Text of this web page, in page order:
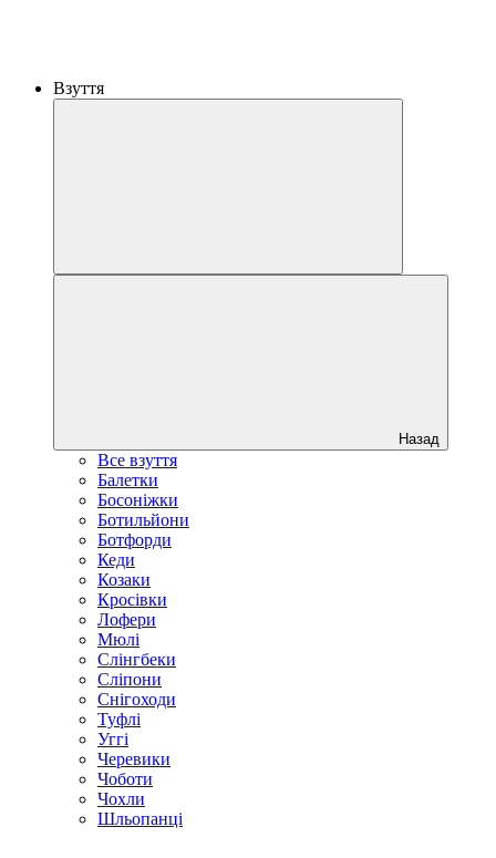
Взуття
Назад
Все взуття
Балетки
Босоніжки
Ботильйони
Ботфорди
Кеди
Козаки
Кросівки
Лофери
Мюлі
Слінгбеки
Сліпони
Снігоходи
Туфлі
Уггі
Черевики
Чоботи
Чохли
Шльопанці